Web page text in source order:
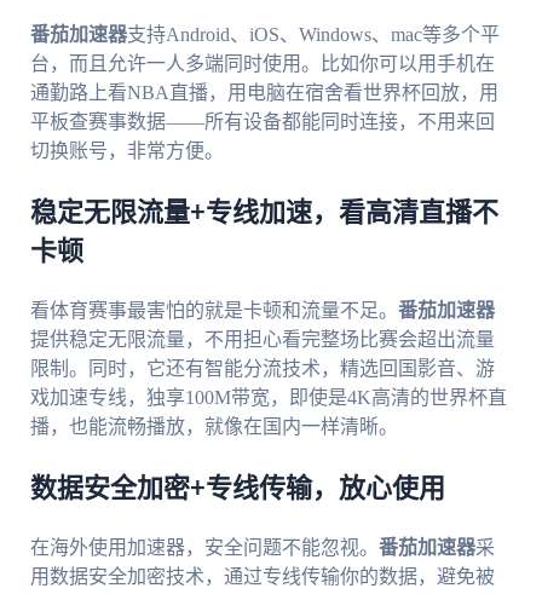
番茄加速器支持Android、iOS、Windows、mac等多个平
台，而且允许一人多端同时使用。比如你可以用手机在
通勤路上看NBA直播，用电脑在宿舍看世界杯回放，用
平板查赛事数据——所有设备都能同时连接，不用来回
切换账号，非常方便。
稳定无限流量+专线加速，看高清直播不
卡顿
看体育赛事最害怕的就是卡顿和流量不足。 番茄加速器
提供稳定无限流量，不用担心看完整场比赛会超出流量
限制。同时，它还有智能分流技术，精选回国影音、游
戏加速专线，独享100M带宽，即使是4K高清的世界杯直
播，也能流畅播放，就像在国内一样清晰。
数据安全加密+专线传输，放心使用
在海外使用加速器，安全问题不能忽视。 番茄加速器采
用数据安全加密技术，通过专线传输你的数据，避免被